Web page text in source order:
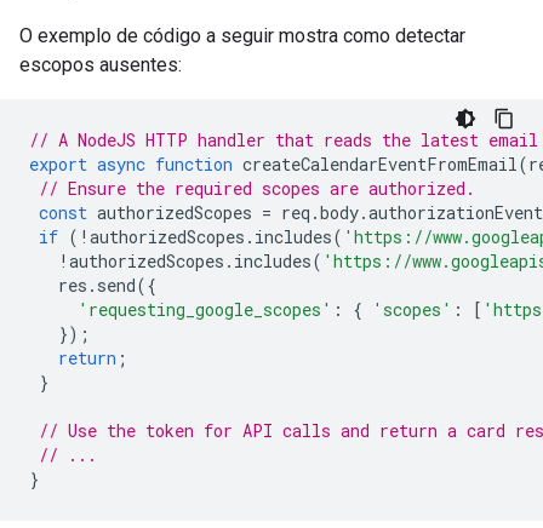
O exemplo de código a seguir mostra como detectar
escopos ausentes:
// A NodeJS HTTP handler that reads the latest
export async function createCalendarEventFromEmail(
// Ensure the required scopes are authorized.
const authorizedScopes = req .body.
if ( ! authorizedScopes . includes( 'https://
! authorizedScopes . includes( 'https://
res . send({
'requesting_google_scopes' : { 'scopes' : [
});
return ;
}
// Use the token for API calls and return a card
// ...
}